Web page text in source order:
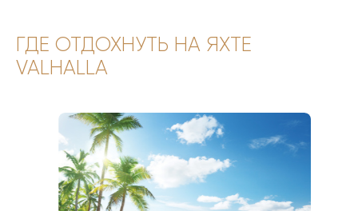
ГДЕ ОТДОХНУТЬ НА ЯХТЕ
VALHALLA